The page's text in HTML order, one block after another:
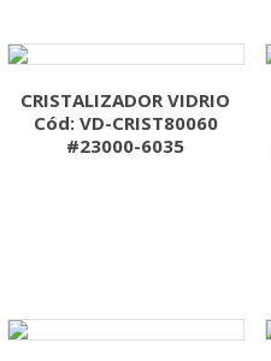
CRISTALIZADOR VIDRIO
Cód: VD-CRIST80060
#23000-6035